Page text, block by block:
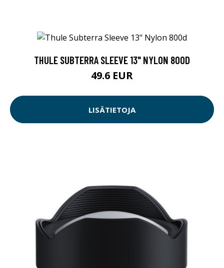
THULE SUBTERRA SLEEVE 13" NYLON 800D
49.6 EUR
LISÄTIETOJA